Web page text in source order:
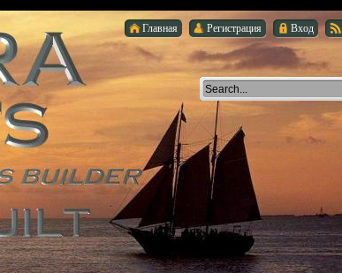
Вход
Регистрация
Главная